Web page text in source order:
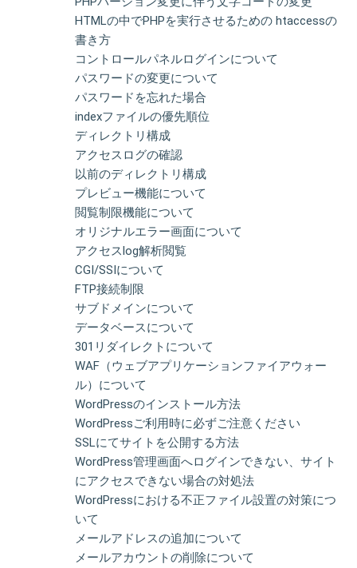
HTMLの中でPHPを実行させるための htaccessの
書き方
コントロールパネルログインについて
パスワードの変更について
パスワードを忘れた場合
indexファイルの優先順位
ディレクトリ構成
アクセスログの確認
以前のディレクトリ構成
プレビュー機能について
閲覧制限機能について
オリジナルエラー画面について
アクセスlog解析閲覧
CGI/SSIについて
FTP接続制限
サブドメインについて
データベースについて
301リダイレクトについて
WAF（ウェブアプリケーションファイアウォー
ル）について
WordPressのインストール方法
WordPressご利用時に必ずご注意ください
SSLにてサイトを公開する方法
WordPress管理画面へログインできない、サイト
にアクセスできない場合の対処法
WordPressにおける不正ファイル設置の対策につ
いて
メールアドレスの追加について
メールアカウントの削除について